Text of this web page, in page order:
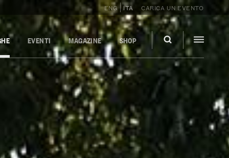
ENG ITA CARICA UN EVENTO
EVENTI MAGAZINE SHOP